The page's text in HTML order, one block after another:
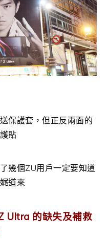
保護套，但正反兩面的
貼
幾個ZU用戶一定要知道
道來
Ultra 的缺失及補救